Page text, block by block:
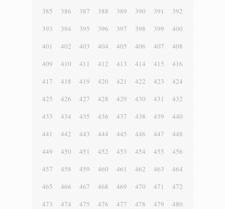
385 386 387 388 389 390 391
392
393
394 395 396 397 398 399
400
401
402 403 404 405 406 407
408
409
410 411 412 413 414 415
416
417
418 419 420 421 422 423
424
425
426 427 428 429 430 431
432
433
434 435 436 437 438 439
440
441
442 443 444 445 446 447
448
449
450 451 452 453 454 455
456
457
458 459 460 461 462 463
464
465
466 467 468 469 470 471
472
473
474 475 476 477 478 479
480